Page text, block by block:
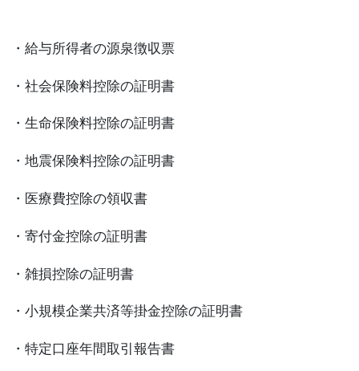
・給与所得者の源泉徴収票
・社会保険料控除の証明書
・生命保険料控除の証明書
・地震保険料控除の証明書
・医療費控除の領収書
・寄付金控除の証明書
・雑損控除の証明書
・小規模企業共済等掛金控除の証明書
・特定口座年間取引報告書